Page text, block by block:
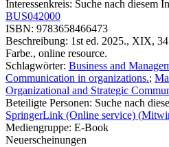
Interessenkreis: Suche nach diesem
BUS042000
ISBN: 9783658466473
Beschreibung: 1st ed. 2025., XIX,
Farbe., online resource.
Schlagwörter: Business and
Communication in organizations.;
Organizational and Strategic
Beteiligte Personen: Suche nach
SpringerLink (Online service)
Mediengruppe: E-Book
Neuerscheinungen